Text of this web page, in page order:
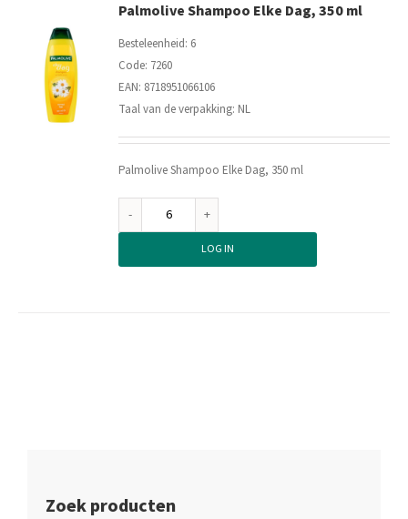
Palmolive Shampoo Elke Dag, 350 ml
Besteleenheid: 6
Code: 7260
EAN: 8718951066106
Taal van de verpakking: NL
Palmolive Shampoo Elke Dag, 350 ml
Palmolive
LOG IN
Zoek producten